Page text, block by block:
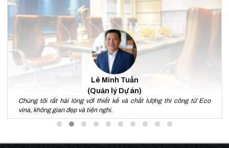
Lê Minh Tuấn
(Quản lý Dự án)
Chúng tôi rất hài lòng với thiết kế và chất lượng thi công từ Eco
vina, không gian đẹp và tiện nghi.